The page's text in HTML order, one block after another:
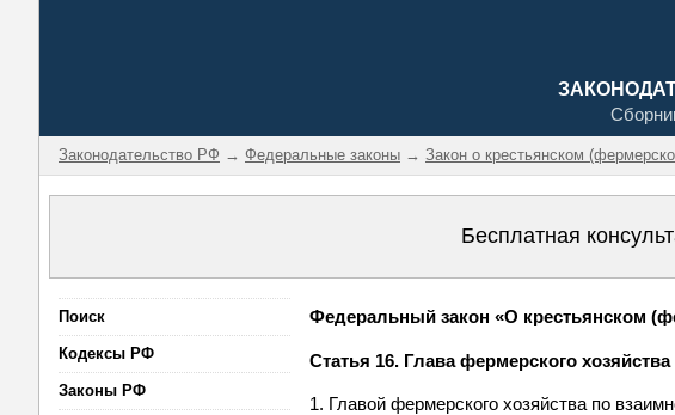
Законодательство РФ → Федеральные законы → Закон о крестьянском
Бесплатная
Поиск
Кодексы РФ
Законы РФ
Федеральный закон «О крестьянском
Статья 16. Глава фермерского хозяйства
1. Главой фермерского хозяйства по